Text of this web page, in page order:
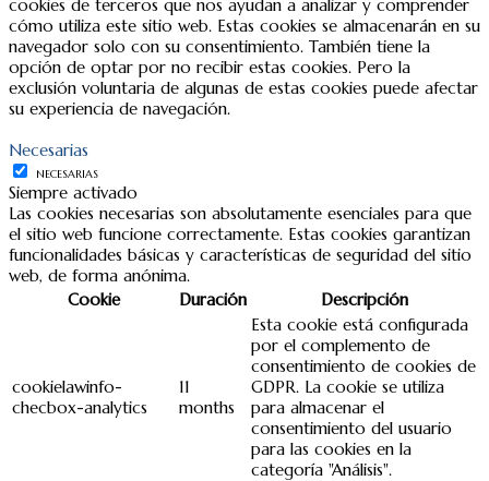
cookies de terceros que nos ayudan a analizar y comprender
cómo utiliza este sitio web. Estas cookies se almacenarán en su
navegador solo con su consentimiento. También tiene la
opción de optar por no recibir estas cookies. Pero la
exclusión voluntaria de algunas de estas cookies puede afectar
su experiencia de navegación.
Necesarias
NECESARIAS
Siempre activado
Las cookies necesarias son absolutamente esenciales para que
el sitio web funcione correctamente. Estas cookies garantizan
funcionalidades básicas y características de seguridad del sitio
web, de forma anónima.
Cookie
Duración Descripción
cookielawinfo-
checbox-analytics
11
months
Esta cookie está configurada
por el complemento de
consentimiento de cookies de
GDPR. La cookie se utiliza
para almacenar el
consentimiento del usuario
para las cookies en la
categoría "Análisis".